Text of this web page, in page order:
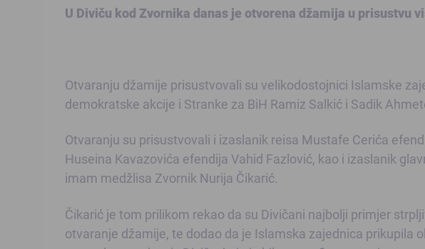
U Diviču kod Zvornika danas je otvorena džamija u prisustvu
Otvaranju džamije prisustvovali su velikodostojnici Islamske
demokratske akcije i Stranke za BiH Ramiz Salkić i Sadik
Otvaranju su prisustvovali i izaslanik reisa Mustafe Cerića
Huseina Kavazovića efendija Vahid Fazlović, kao i izaslanik
imam medžlisa Zvornik Nurija Čikarić.
Čikarić je tom prilikom rekao da su Divičani najbolji primjer
otvaranje džamije, te dodao da je Islamska zajednica prikupila